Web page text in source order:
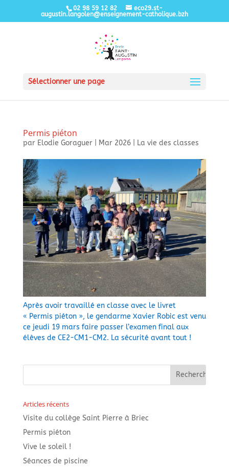
02 98 59 12 82
eco29.st-
augustin.langolen@enseignement-catholique.bzh
Sélectionner une page
Permis piéton
par Elodie Goraguer| Mar 2026| La vie des classes
Après avoir travaillé en classe avec le livret
« Permis piéton », le gendarme Xavier Robic est venu
ce jeudi 19 mars faire passer l’examen final aux
élèves de CE2-CM1-CM2. La sécurité avant tout !
Articles récents
Visite du collège Saint Pierre à Briec
Permis piéton
Vive le soleil !
Séances de piscine